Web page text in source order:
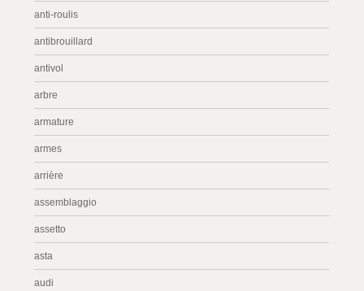
anti-roulis
antibrouillard
antivol
arbre
armature
armes
arrière
assemblaggio
assetto
asta
audi